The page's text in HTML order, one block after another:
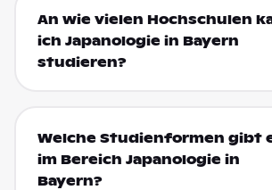
An wie vielen Hochschulen
ich Japanologie in Bayern
studieren?
Welche Studienformen gibt
im Bereich Japanologie in
Bayern?